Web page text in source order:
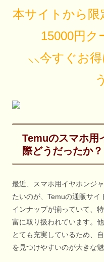
本サイトから限
15000円ク
⸜⸜今すぐお
Temuのスマホ用
際どうだったか
最近、スマホ用イヤホンジ
たいのが、Temuの通販サイ
インナップが揃っていて、
富に取り扱われています。
とても充実しているため、
を見つけやすいのが大きな魅